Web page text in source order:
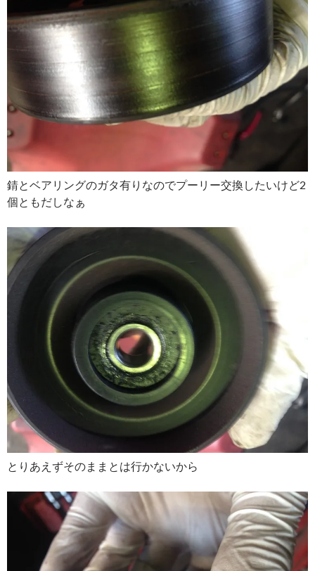
錆とベアリングのガタ有りなのでプーリー交換したいけど2
個ともだしなぁ
とりあえずそのままとは行かないから